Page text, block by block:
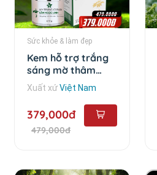
Sức khỏe & làm đẹp
Kem hỗ trợ trắng
sáng mờ thâm
Sâm Ngọc Linh -
35gram
Xuất xứViệt Nam
379,000đ
479,000đ